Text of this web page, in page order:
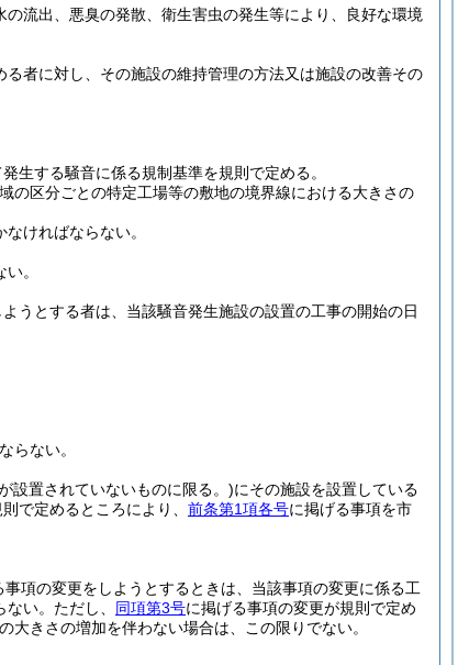
流出、悪臭の発散、衛生害虫の発生等により、良好な環境
者に対し、その施設の維持管理の方法又は施設の改善その
生する騒音に係る規制基準を規則で定める。
の区分ごとの特定工場等の敷地の境界線における大きさの
ければならない。
。
うとする者は、当該騒音発生施設の設置の工事の開始の日
らない。
設置されていないものに限る。)にその施設を設置している
で定めるところにより、 前条第1項各号に掲げる事項を市
事項の変更をしようとするときは、当該事項の変更に係る工
い。 ただし、 同項第3号に掲げる事項の変更が規則で定め
きさの増加を伴わない場合は、この限りでない。